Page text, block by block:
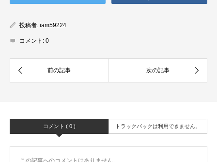
投稿者: iam59224
コメント: 0
コメント ( 0 ) トラックバックは利用できません。
この記事へのコメントはありません。